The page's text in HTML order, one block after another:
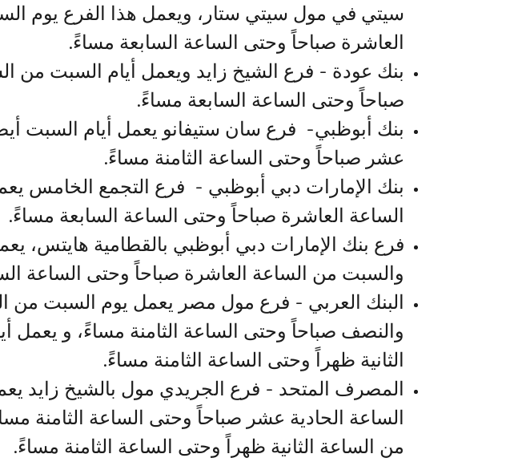
سيتي في مول سيتي ستار، ويعمل هذا الفرع يوم
العاشرة صباحاً وحتى الساعة السابعة مساءً.
بنك عودة - فرع الشيخ زايد ويعمل أيام السبت من
صباحاً وحتى الساعة السابعة مساءً.
بنك أبوظبي- فرع سان ستيفانو يعمل أيام السبت
عشر صباحاً وحتى الساعة الثامنة مساءً.
بنك الإمارات دبي أبوظبي - فرع التجمع الخامس
الساعة العاشرة صباحاً وحتى الساعة السابعة مساءً.
فرع بنك الإمارات دبي أبوظبي بالقطامية هايتس،
والسبت من الساعة العاشرة صباحاً وحتى الساعة
البنك العربي - فرع مول مصر يعمل يوم السبت من
والنصف صباحاً وحتى الساعة الثامنة مساءً، و يعمل
الثانية ظهراً وحتى الساعة الثامنة مساءً.
المصرف المتحد - فرع الجريدي مول بالشيخ زايد
الساعة الحادية عشر صباحاً وحتى الساعة الثامنة
من الساعة الثانية ظهراً وحتى الساعة الثامنة مساءً.